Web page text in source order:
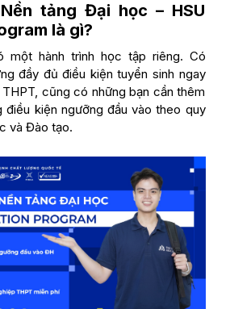
tảng Đại học – HSU
là gì?
một hành trình học tập riêng. Có
đầy đủ điều kiện tuyển sinh ngay
cũng có những bạn cần thêm
điều kiện ngưỡng đầu vào theo quy
và Đào tạo.